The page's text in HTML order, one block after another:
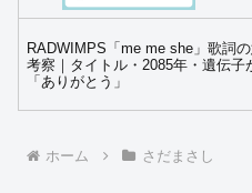
RADWIMPS「me me she」歌詞
考察｜タイトル・2085年・遺伝子
「ありがとう」
ホーム さだまさし